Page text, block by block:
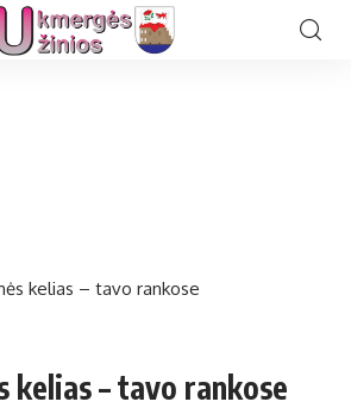
kelias – tavo rankose
kelias – tavo rankose